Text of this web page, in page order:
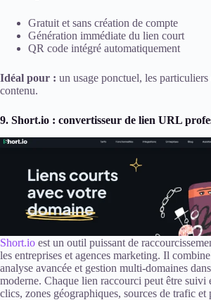
Gratuit et sans création de compte
Génération immédiate du lien court
QR code intégré automatiquement
Idéal pour : un usage ponctuel, les particuliers
contenu.
9. Short.io : convertisseur de lien URL
Short.io est un outil puissant de
les entreprises et agences marketing. Il
analyse avancée et gestion multi-domaines
moderne. Chaque lien raccourci peut être suivi
clics, zones géographiques, sources de trafic et